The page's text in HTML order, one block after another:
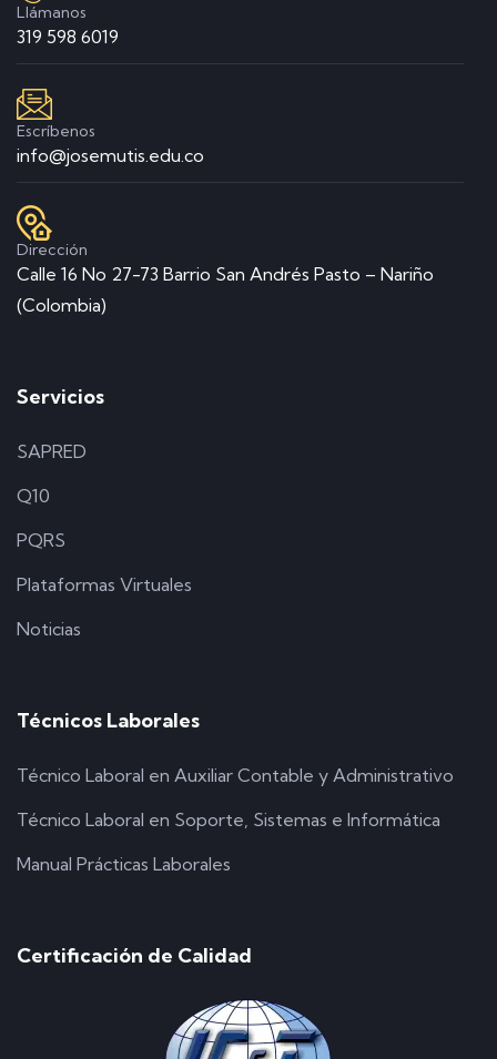
Llámanos
319 598 6019
Escríbenos
info@josemutis.edu.co
Dirección
Calle 16 No 27-73 Barrio San Andrés Pasto – Nariño
(Colombia)
Servicios
SAPRED
Q10
PQRS
Plataformas Virtuales
Noticias
Técnicos Laborales
Técnico Laboral en Auxiliar Contable y Administrativo
Técnico Laboral en Soporte, Sistemas e Informática
Manual Prácticas Laborales
Certificación de Calidad